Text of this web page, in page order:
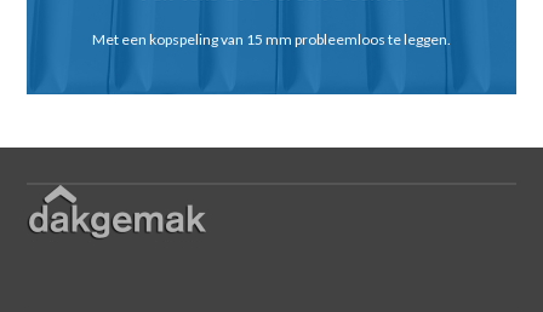
Met een kopspeling van 15 mm probleemloos te leggen.